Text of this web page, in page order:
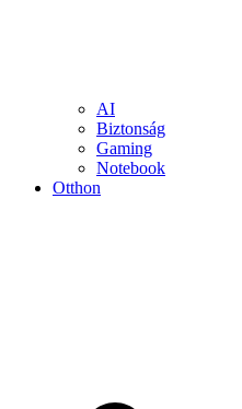
AI
Biztonság
Gaming
Notebook
Otthon